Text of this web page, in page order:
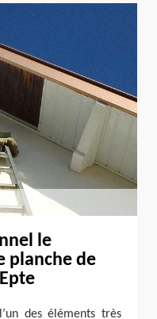
le
planche de
des éléments très